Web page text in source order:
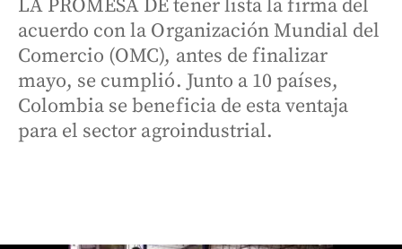
LA PROMESA DE tener lista la firma del
acuerdo con la Organización Mundial del
Comercio (OMC), antes de finalizar
mayo, se cumplió. Junto a 10 países,
Colombia se beneficia de esta ventaja
para el sector agroindustrial.